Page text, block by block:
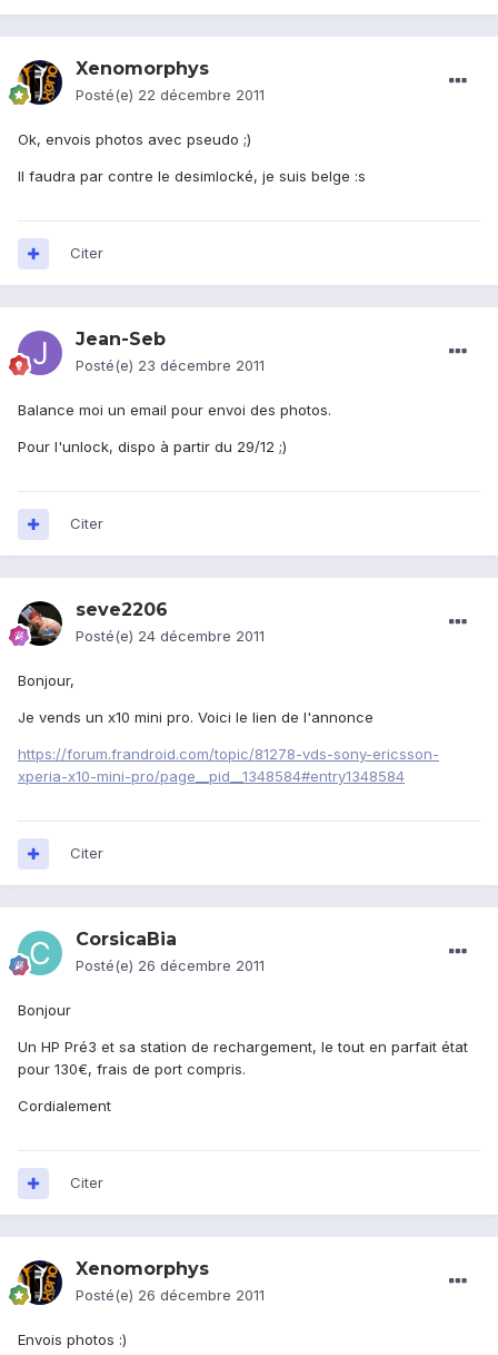
Xenomorphys
Posté(e) 22 décembre 2011
Ok, envois photos avec pseudo ;)
Il faudra par contre le desimlocké, je suis belge :s
Citer
Jean-Seb
Posté(e) 23 décembre 2011
Balance moi un email pour envoi des photos.
Pour l'unlock, dispo à partir du 29/12 ;)
Citer
seve2206
Posté(e) 24 décembre 2011
Bonjour,
Je vends un x10 mini pro. Voici le lien de l'annonce
https://forum.frandroid.com/topic/81278-vds-sony-ericsson-
xperia-x10-mini-pro/page__pid__1348584#entry1348584
Citer
CorsicaBia
Posté(e) 26 décembre 2011
Bonjour
Un HP Pré3 et sa station de rechargement, le tout en parfait état
pour 130€, frais de port compris.
Cordialement
Citer
Xenomorphys
Posté(e) 26 décembre 2011
Envois photos :)